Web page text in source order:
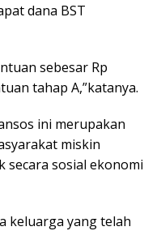
dana BST
sebesar Rp
tahap A,”katanya.
ini merupakan
miskin
secara sosial ekonomi
keluarga yang telah